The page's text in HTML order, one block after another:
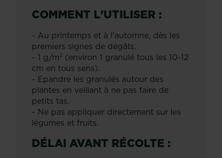
COMMENT L'UTILISER :
- Au printemps et à l'automne, dès les
premiers signes de dégâts.
- 1 g/m² (environ 1 granulé tous les 10-12
cm en tous sens).
- Epandre les granulés autour des
plantes en veillant à ne pas faire de
petits tas.
- Ne pas appliquer directement sur les
légumes et fruits.
DÉLAI AVANT RÉCOLTE :